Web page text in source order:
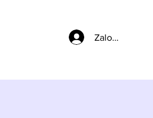
Zaloguj się